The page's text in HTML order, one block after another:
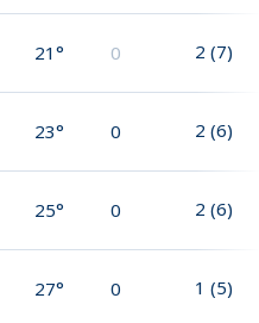
21° 0 2 (7)
23° 0 2 (6)
25° 0 2 (6)
27° 0 1 (5)